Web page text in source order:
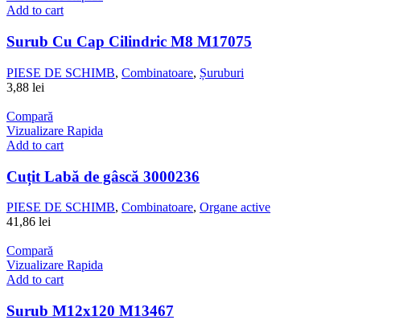
Add to cart
Surub Cu Cap Cilindric M8 M17075
PIESE DE SCHIMB, Combinatoare, Șuruburi
3,88 lei
Compară
Vizualizare Rapida
Add to cart
Cuțit Labă de gâscă 3000236
PIESE DE SCHIMB, Combinatoare, Organe active
41,86 lei
Compară
Vizualizare Rapida
Add to cart
Surub M12x120 M13467